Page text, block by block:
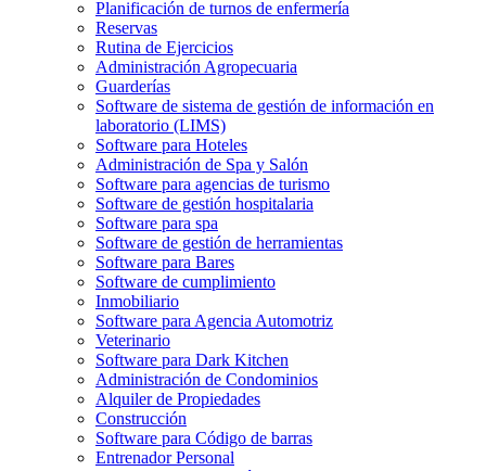
Planificación de turnos de enfermería
Reservas
Rutina de Ejercicios
Administración Agropecuaria
Guarderías
Software de sistema de gestión de información en
laboratorio (LIMS)
Software para Hoteles
Administración de Spa y Salón
Software para agencias de turismo
Software de gestión hospitalaria
Software para spa
Software de gestión de herramientas
Software para Bares
Software de cumplimiento
Inmobiliario
Software para Agencia Automotriz
Veterinario
Software para Dark Kitchen
Administración de Condominios
Alquiler de Propiedades
Construcción
Software para Código de barras
Entrenador Personal